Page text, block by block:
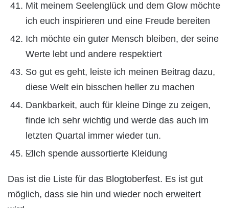
Mit meinem Seelenglück und dem Glow möchte
ich euch inspirieren und eine Freude bereiten
Ich möchte ein guter Mensch bleiben, der seine
Werte lebt und andere respektiert
So gut es geht, leiste ich meinen Beitrag dazu,
diese Welt ein bisschen heller zu machen
Dankbarkeit, auch für kleine Dinge zu zeigen,
finde ich sehr wichtig und werde das auch im
letzten Quartal immer wieder tun.
☑️Ich spende aussortierte Kleidung
Das ist die Liste für das Blogtoberfest. Es ist gut
möglich, dass sie hin und wieder noch erweitert